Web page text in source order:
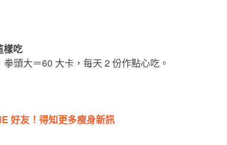
樣吃
拳頭大＝60 大卡，每天 2 份作點心吃。
好友！得知更多瘦身新訊